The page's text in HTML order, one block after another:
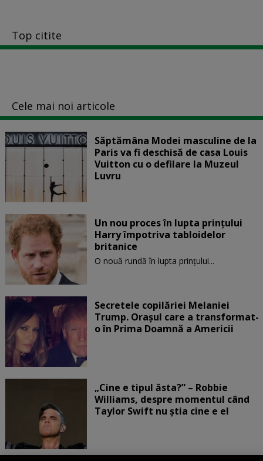
Top citite
Cele mai noi articole
Săptămâna Modei masculine de la
Paris va fi deschisă de casa Louis
Vuitton cu o defilare la Muzeul
Luvru
Un nou proces în lupta prinţului
Harry împotriva tabloidelor
britanice
O nouă rundă în lupta prinţului...
Secretele copilăriei Melaniei
Trump. Orașul care a transformat-
o în Prima Doamnă a Americii
„Cine e tipul ăsta?” – Robbie
Williams, despre momentul când
Taylor Swift nu știa cine e el